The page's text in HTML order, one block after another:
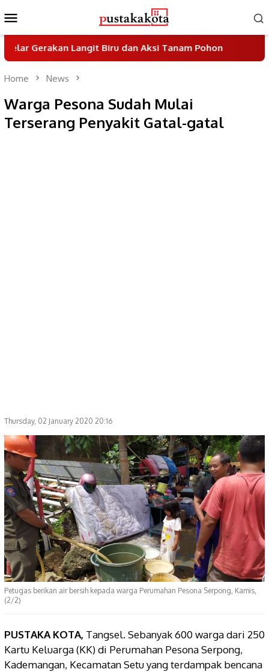
to
contentMenu
Langit Biru dan Aksi Tanam Pohon
Home News
Warga Pesona Sudah Mulai
Terserang Penyakit Gatal-gatal
Thursday, 02 January 2020 20:16
Petugas berikan air bersih kepada warga Perumahan Pesona Serpong, Kamis,
(2/2)
PUSTAKA KOTA, Tangsel. Sebanyak 600 warga dari 250
Kartu Keluarga (KK) di Perumahan Pesona Serpong,
Kademangan, Kecamatan Setu yang terdampak bencana